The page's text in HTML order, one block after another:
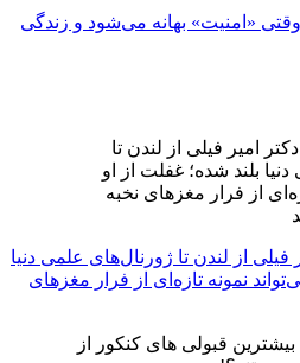
وقتی «امنیت» بهانه می‌شود و زندگی
از لندن تا ژورنال‌های علمی دنیا
نمونه تازه‌ای از فرار مغزهای